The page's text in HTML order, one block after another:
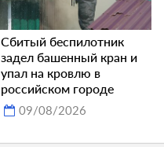
Сбитый беспилотник
задел башенный кран и
упал на кровлю в
российском городе
09/08/2026